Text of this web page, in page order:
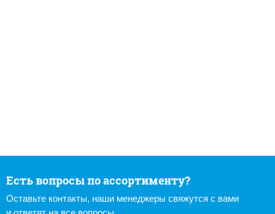
Есть вопросы по ассортименту?
Оставьте контакты, наши менеджеры свяжутся с вами